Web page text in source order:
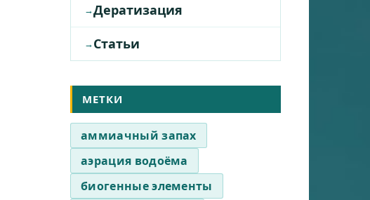
Дератизация
Статьи
МЕТКИ
аммиачный запах
аэрация водоёма
биогенные элементы